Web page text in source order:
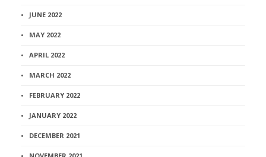
JUNE 2022
MAY 2022
APRIL 2022
MARCH 2022
FEBRUARY 2022
JANUARY 2022
DECEMBER 2021